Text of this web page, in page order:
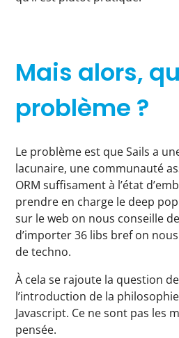
Mais alors,
problème ?
Le problème est que Sails a
lacunaire, une communauté
ORM suffisament à l’état
prendre en charge le deep
sur le web on nous conseille
d’importer 36 libs bref on
de techno.
À cela se rajoute la question
l’introduction de la
Javascript. Ce ne sont pas les
pensée.